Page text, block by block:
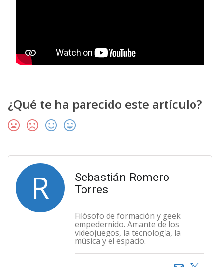
¿Qué te ha parecido este artículo?
R
Sebastián Romero
Torres
Filósofo de formación y geek
empedernido. Amante de los
videojuegos, la tecnología, la
música y el espacio.